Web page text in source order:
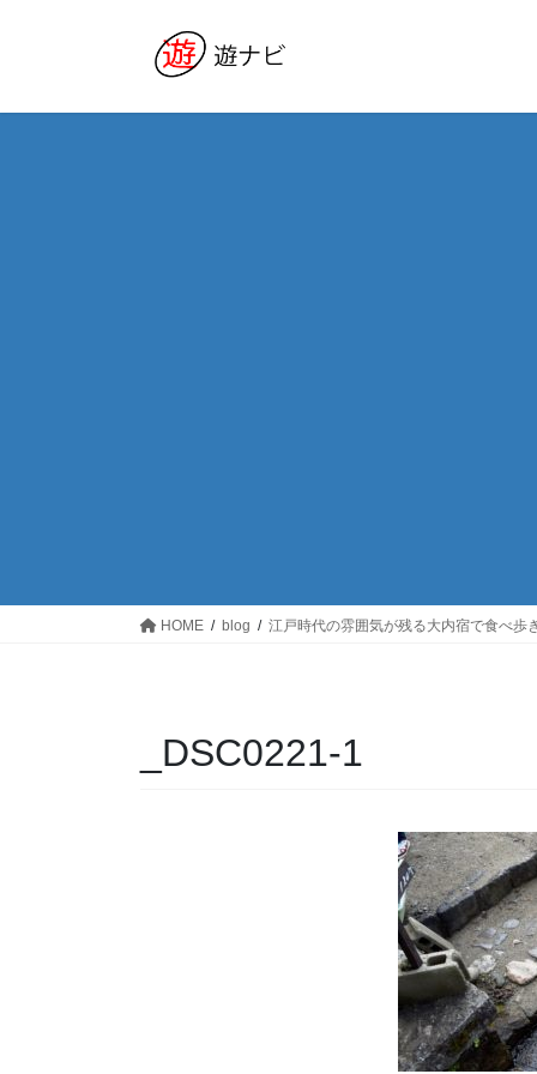
HOME blog 江戸時代の雰囲気が残る大内宿で食べ歩
_DSC0221-1